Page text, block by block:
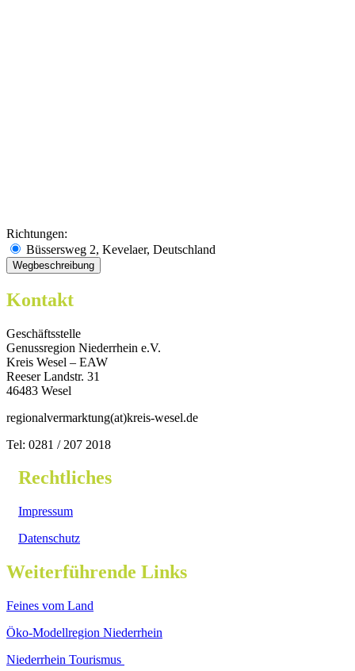
Richtungen:
Büssersweg 2, Kevelaer, Deutschland
Kontakt
Geschäftsstelle
Genussregion Niederrhein e.V.
Kreis Wesel – EAW
Reeser Landstr. 31
46483 Wesel
regionalvermarktung(at)kreis-wesel.de
Tel: 0281 / 207 2018
Rechtliches
Impressum
Datenschutz
Weiterführende Links
Feines vom Land
Öko-Modellregion Niederrhein
Niederrhein Tourismus